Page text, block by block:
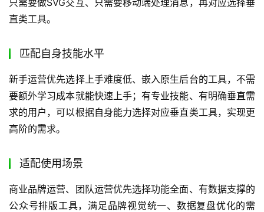
直类工具。
匹配自身技能水平
新手运营优先选择上手难度低、嵌入原生后台的工具，不需
要额外学习成本就能快速上手；有专业技能、有明确垂直需
求的用户，可以根据自身能力选择对应垂直类工具，实现更
高阶的需求。
适配使用场景
商业品牌运营、团队运营优先选择功能全面、有数据支撑的
公众号排版工具，满足品牌视觉统一、数据复盘优化的需